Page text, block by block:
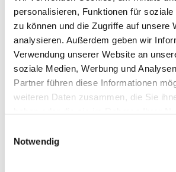
personalisieren, Funktionen für soziale
zu können und die Zugriffe auf unsere
analysieren. Außerdem geben wir
Verwendung unserer Website an
soziale Medien, Werbung und
Partner führen diese Informationen
weiteren Daten zusammen, die Sie
Notwendig
Der Tauf- und Vorstellungsgottesdienst
25.04.2027.
Der Kurs wird geleitet vonPfarrer David
02191/ 66 33 59undJugendleiterin
6 39 10und einem Team Ehrenamtlicher.
Sie können sich auch an das